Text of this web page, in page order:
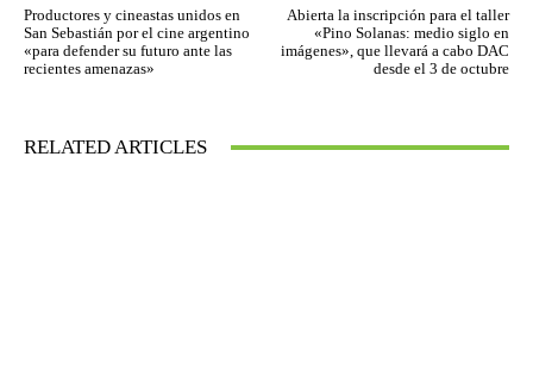
Productores y cineastas unidos en
San Sebastián por el cine argentino
«para defender su futuro ante las
recientes amenazas»
Abierta la inscripción para el taller
«Pino Solanas: medio siglo en
imágenes», que llevará a cabo DAC
desde el 3 de octubre
RELATED ARTICLES